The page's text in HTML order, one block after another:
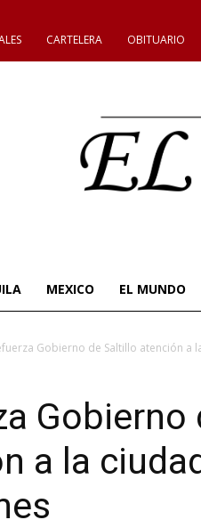
CARTELERA OBITUARIO
MEXICO EL MUNDO
Gobierno de Saltillo atención a
Gobierno
a la